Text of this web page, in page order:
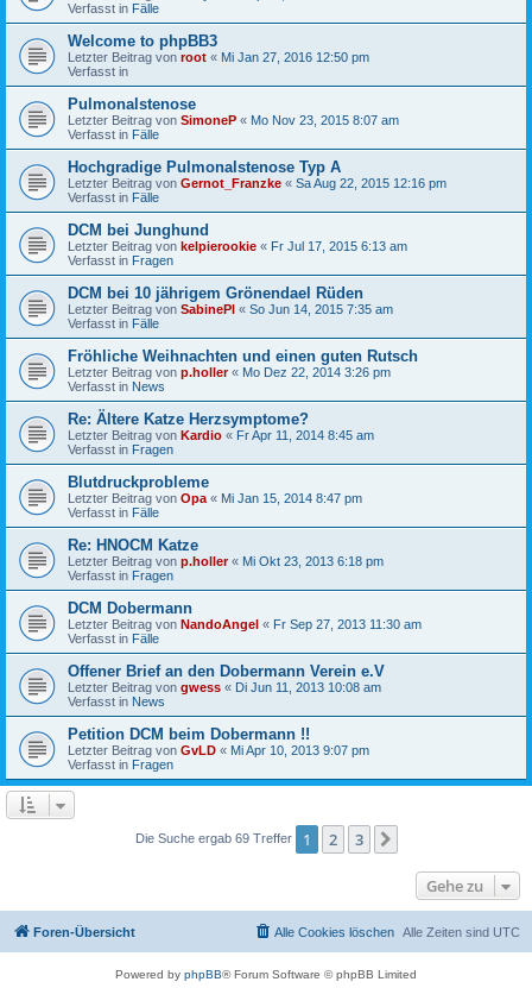
Verfasst in Fälle
Welcome to phpBB3
Letzter Beitrag von root « Mi Jan 27, 2016 12:50 pm
Verfasst in
Pulmonalstenose
Letzter Beitrag von SimoneP « Mo Nov 23, 2015 8:07 am
Verfasst in Fälle
Hochgradige Pulmonalstenose Typ A
Letzter Beitrag von Gernot_Franzke « Sa Aug 22, 2015 12:16 pm
Verfasst in Fälle
DCM bei Junghund
Letzter Beitrag von kelpierookie « Fr Jul 17, 2015 6:13 am
Verfasst in Fragen
DCM bei 10 jährigem Grönendael Rüden
Letzter Beitrag von SabinePl « So Jun 14, 2015 7:35 am
Verfasst in Fälle
Fröhliche Weihnachten und einen guten Rutsch
Letzter Beitrag von p.holler« Mo Dez 22, 2014 3:26 pm
Verfasst in News
Re: Ältere Katze Herzsymptome?
Letzter Beitrag von Kardio « Fr Apr 11, 2014 8:45 am
Verfasst in Fragen
Blutdruckprobleme
Letzter Beitrag von Opa « Mi Jan 15, 2014 8:47 pm
Verfasst in Fälle
Re: HNOCM Katze
Letzter Beitrag von p.holler« Mi Okt 23, 2013 6:18 pm
Verfasst in Fragen
DCM Dobermann
Letzter Beitrag von NandoAngel « Fr Sep 27, 2013 11:30 am
Verfasst in Fälle
Offener Brief an den Dobermann Verein e.V
Letzter Beitrag von gwess « Di Jun 11, 2013 10:08 am
Verfasst in News
Petition DCM beim Dobermann !!
Letzter Beitrag von GvLD « Mi Apr 10, 2013 9:07 pm
Verfasst in Fragen
Die Suche ergab 69 Treffer 1 2 3
Gehe zu
Foren-Übersicht Alle Zeiten sind UTC
Alle Cookies löschen
Powered by phpBB® Forum Software © phpBB Limited